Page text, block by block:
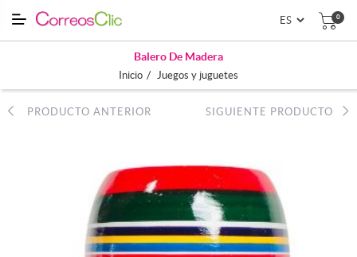
0
Balero De Madera
Inicio / Juegos y juguetes
PRODUCTO ANTERIOR SIGUIENTE PRODUCTO